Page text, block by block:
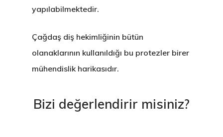
yapılabilmektedir.
Çağdaş diş hekimliğinin bütün
olanaklarının kullanıldığı bu protezler birer
mühendislik harikasıdır.
Bizi değerlendirir misiniz?